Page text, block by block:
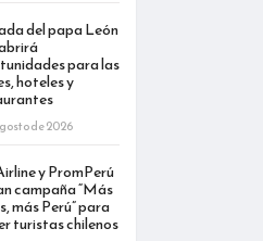
del papa León
para las
hoteles y
de 2026
y PromPerú
campaña “Más
más Perú” para
turistas chilenos